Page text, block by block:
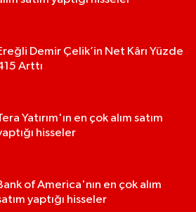
Demir Çelik’in Net Kârı Yüzde
Arttı
Yatırım'ın en çok alım satım
hisseler
of America'nın en çok alım
yaptığı hisseler